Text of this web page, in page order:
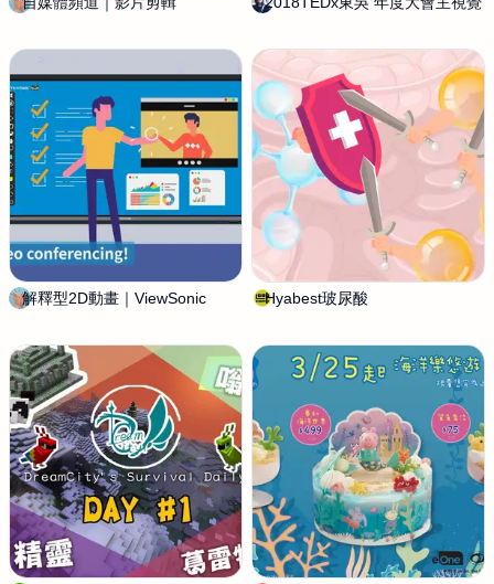
計
室
設
f
酷
設
計
解釋型2D動畫｜ViewSonic
路
動
室
Hyabest玻尿酸